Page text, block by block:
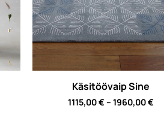
Käsitöövaip Sine
1115,00€ – 1960,00€